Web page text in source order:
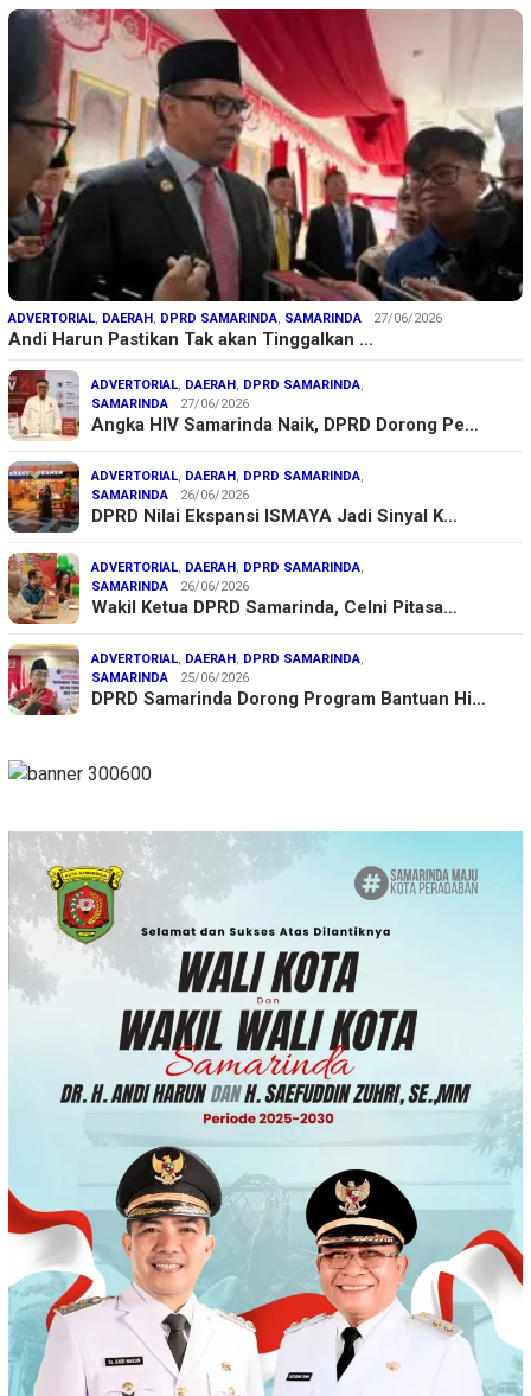
ADVERTORIAL, DAERAH, DPRD SAMARINDA, SAMARINDA 27/06/2026
Andi Harun Pastikan Tak akan Tinggalkan …
ADVERTORIAL, DAERAH, DPRD SAMARINDA,
SAMARINDA
27/06/2026
Angka HIV Samarinda Naik, DPRD Dorong Pe…
ADVERTORIAL, DAERAH, DPRD SAMARINDA,
SAMARINDA
26/06/2026
DPRD Nilai Ekspansi ISMAYA Jadi Sinyal K…
ADVERTORIAL, DAERAH, DPRD SAMARINDA,
SAMARINDA
26/06/2026
Wakil Ketua DPRD Samarinda, Celni Pitasa…
ADVERTORIAL, DAERAH, DPRD SAMARINDA,
SAMARINDA
25/06/2026
DPRD Samarinda Dorong Program Bantuan Hi…